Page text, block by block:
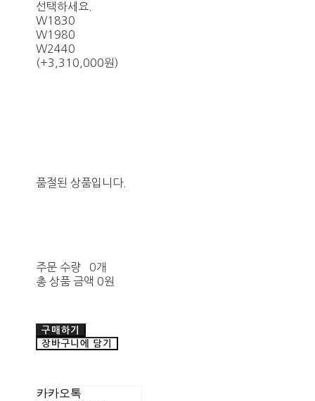
선택하세요.
W1830
W1980
W2440
(+3,310,000원)
품절된 상품입니다.
주문 수량
0개
총 상품 금액 0원
구매하기
장바구니에 담기
카카오톡